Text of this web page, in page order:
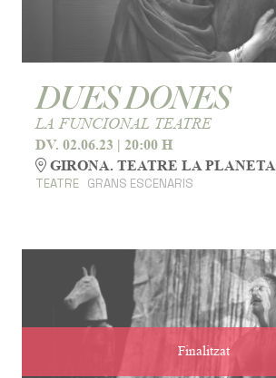
DUES DONES
LA FUNCIONAL TEATRE
DV. 02.06.23 | 20:00 H
GIRONA. TEATRE LA PLANETA
TEATRE GRANS ESCENARIS
Finalitzat